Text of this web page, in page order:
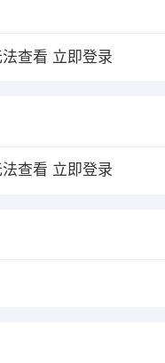
查看 立即登录
查看 立即登录